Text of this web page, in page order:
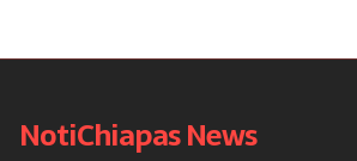
NotiChiapas News